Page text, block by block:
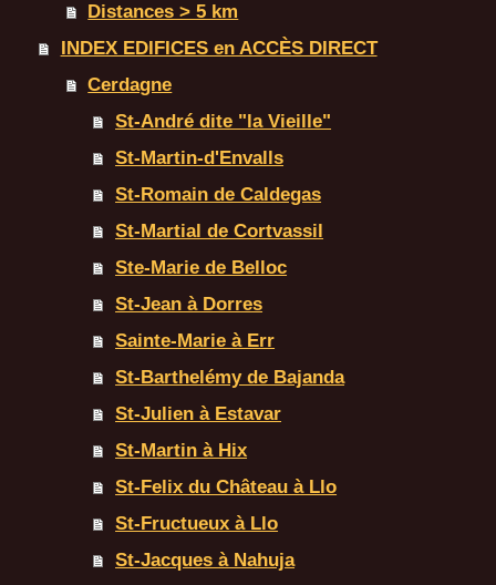
Distances > 5 km
INDEX EDIFICES en ACCÈS DIRECT
Cerdagne
St-André dite "la Vieille"
St-Martin-d'Envalls
St-Romain de Caldegas
St-Martial de Cortvassil
Ste-Marie de Belloc
St-Jean à Dorres
Sainte-Marie à Err
St-Barthelémy de Bajanda
St-Julien à Estavar
St-Martin à Hix
St-Felix du Château à Llo
St-Fructueux à Llo
St-Jacques à Nahuja